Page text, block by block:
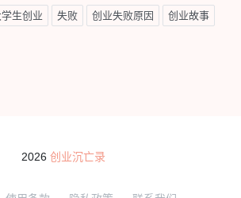
生创业 失败 创业失败原因 创业故事
2026 创业沉亡录